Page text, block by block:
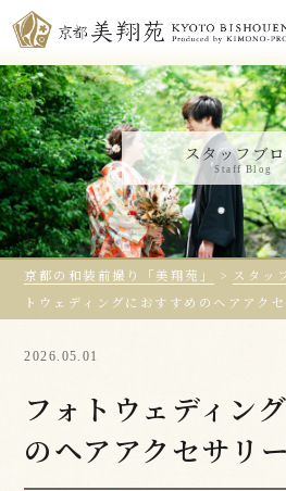
スタッフブ
Staff Blog
京都の和装前撮り「美翔苑」 > スタッ
トウェディングにおすすめのヘアアク
2026.05.01
フォトウェディン
のヘアアクセサリ